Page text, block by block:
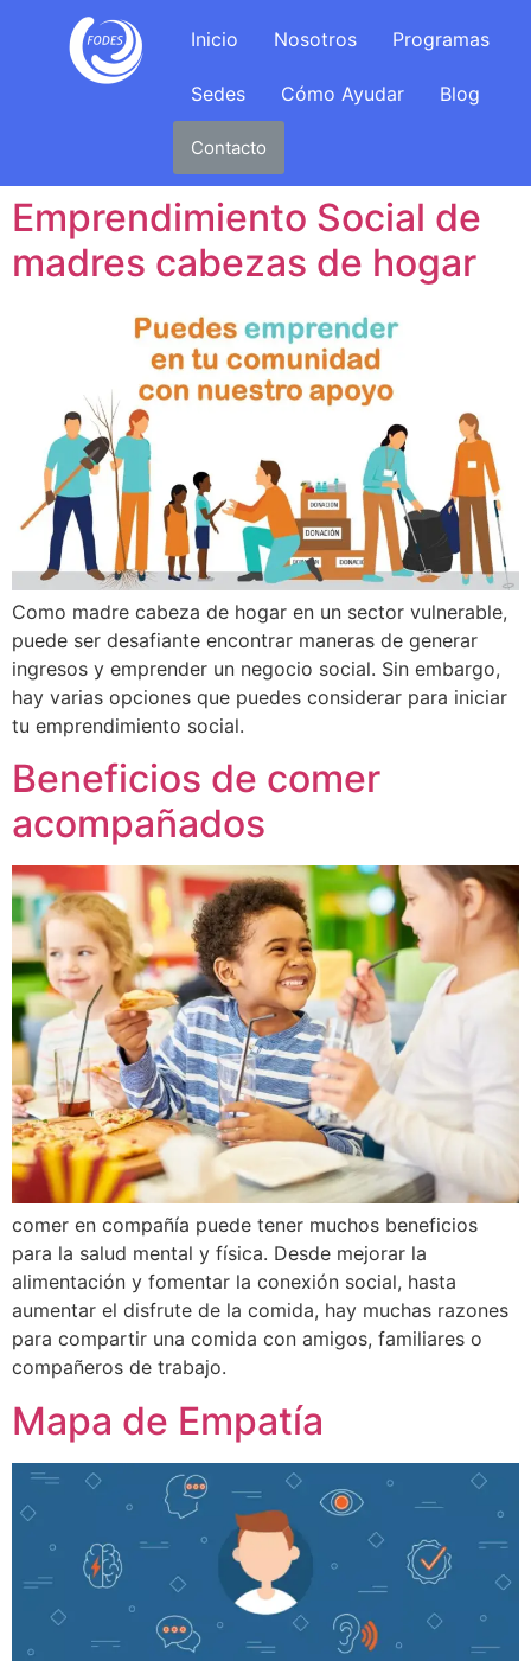
Inicio Nosotros Programas
Sedes Cómo Ayudar Blog
Contacto
Emprendimiento Social de
madres cabezas de hogar
Como madre cabeza de hogar en un sector vulnerable,
puede ser desafiante encontrar maneras de generar
ingresos y emprender un negocio social. Sin embargo,
hay varias opciones que puedes considerar para iniciar
tu emprendimiento social.
Beneficios de comer
acompañados
comer en compañía puede tener muchos beneficios
para la salud mental y física. Desde mejorar la
alimentación y fomentar la conexión social, hasta
aumentar el disfrute de la comida, hay muchas razones
para compartir una comida con amigos, familiares o
compañeros de trabajo.
Mapa de Empatía